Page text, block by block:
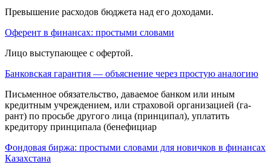
Превышение расхо­дов бюджета над его доходами.
Оферент в финансах: простыми словами
Лицо выступающее с офертой.
Банковская гарантия — объяснение через простую аналогию
Письменное обяза­тельство, даваемое банком или иным
кредитным учреждением, или страховой организацией (га­
рант) по просьбе другого лица (принципал), упла­тить
кредитору принципала (бенефициар
Фондовая биржа: простыми словами для новичков в финансах
Казахстана